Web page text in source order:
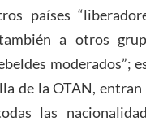
países
a otros
moderados”;
de la OTAN, entran
las